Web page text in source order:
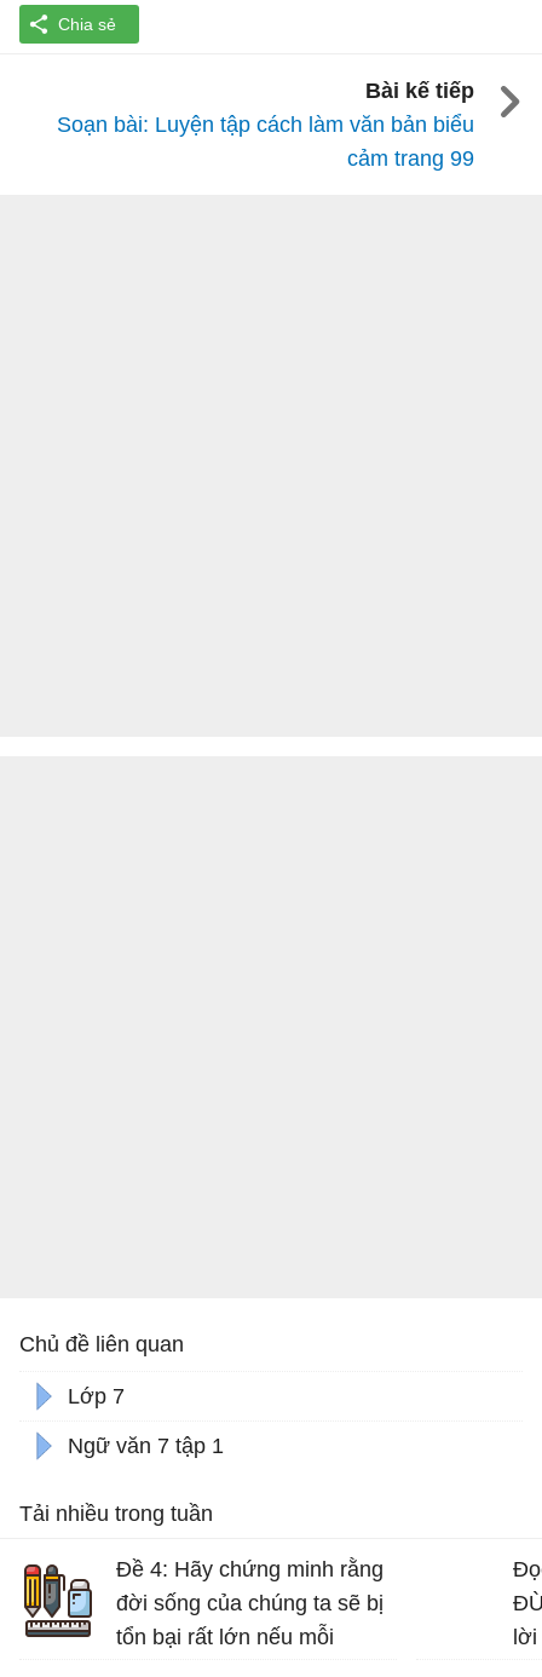
Bài kế tiếp
Soạn bài: Luyện tập cách làm văn bản biểu
cảm trang 99
Chủ đề liên quan
Lớp 7
Ngữ văn 7 tập 1
Tải nhiều trong tuần
Đề 4: Hãy chứng minh rằng
đời sống của chúng ta sẽ bị
tổn bại rất lớn nếu mỗi